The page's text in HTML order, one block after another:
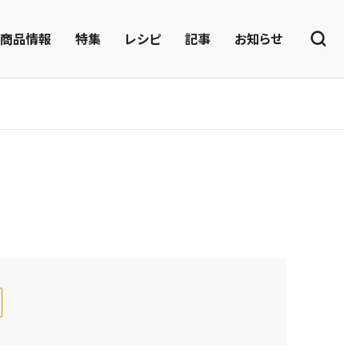
商品情報 特集 レシピ 記事 お知らせ